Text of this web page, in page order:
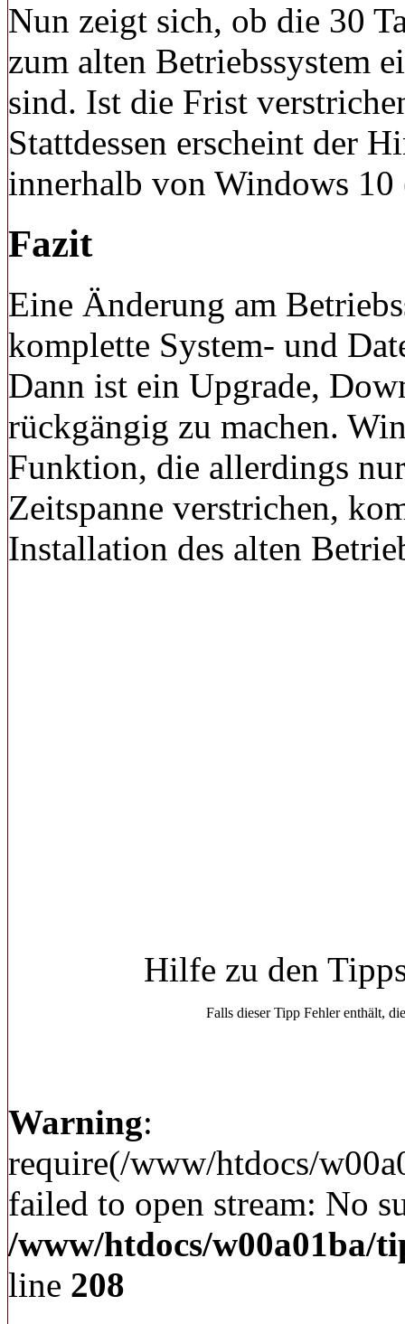
Nun zeigt sich, ob die 30
zum alten Betriebssystem
sind. Ist die Frist
Stattdessen erscheint der
innerhalb von Windows
Fazit
Eine Änderung am
komplette System- und
Dann ist ein Upgrade,
rückgängig zu machen.
Funktion, die allerdings
Zeitspanne verstrichen,
Installation des alten
Hilfe zu den
Falls dieser Tipp Fehler enthält,
Warning:
require(/www/htdocs/
failed to open stream: No
/www/htdocs/w00a01ba/
line 208